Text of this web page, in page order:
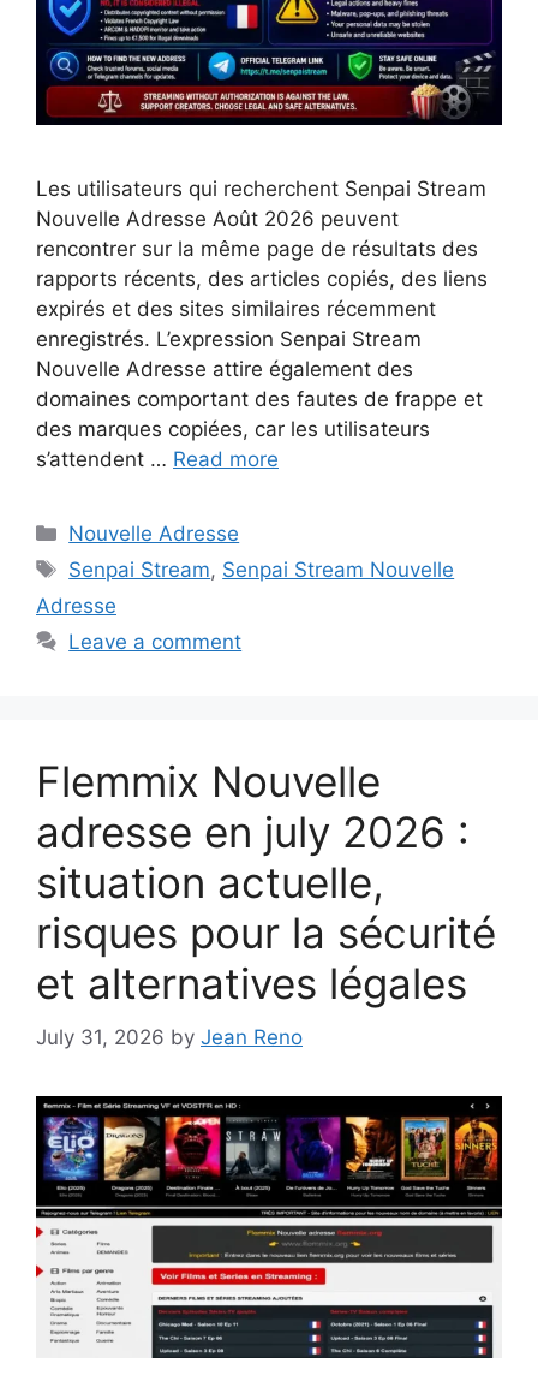
Les utilisateurs qui recherchent Senpai Stream
Nouvelle Adresse Août 2026 peuvent
rencontrer sur la même page de résultats des
rapports récents, des articles copiés, des liens
expirés et des sites similaires récemment
enregistrés. L’expression Senpai Stream
Nouvelle Adresse attire également des
domaines comportant des fautes de frappe et
des marques copiées, car les utilisateurs
s’attendent … Read more
Categories
Nouvelle Adresse
Tags
Senpai Stream, Senpai Stream Nouvelle
Adresse
Leave a comment
Flemmix Nouvelle
adresse en july 2026 :
situation actuelle,
risques pour la sécurité
et alternatives légales
July 31, 2026 by Jean Reno